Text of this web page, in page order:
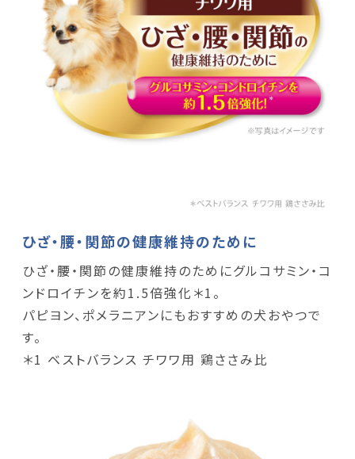
ひざ・腰・関節の健康維持のために
ひざ・腰・関節の健康維持のためにグルコサミン・コ
ンドロイチンを約1.5倍強化＊1。
パピヨン、ポメラニアンにもおすすめの犬おやつで
す。
＊1 ベストバランス チワワ用 鶏ささみ比